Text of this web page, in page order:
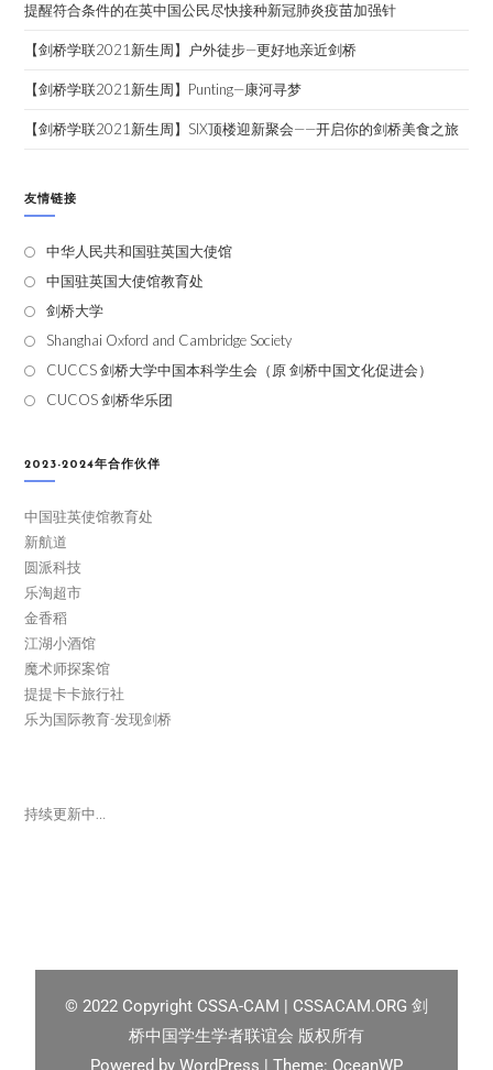
提醒符合条件的在英中国公民尽快接种新冠肺炎疫苗加强针
【剑桥学联2021新生周】户外徒步—更好地亲近剑桥
【剑桥学联2021新生周】Punting—康河寻梦
【剑桥学联2021新生周】SIX顶楼迎新聚会——开启你的剑桥美食之旅
友情链接
中华人民共和国驻英国大使馆
中国驻英国大使馆教育处
剑桥大学
Shanghai Oxford and Cambridge Society
CUCCS 剑桥大学中国本科学生会（原 剑桥中国文化促进会）
CUCOS 剑桥华乐团
2023-2024年合作伙伴
中国驻英使馆教育处
新航道
圆派科技
乐淘超市
金香稻
江湖小酒馆
魔术师探案馆
提提卡卡旅行社
乐为国际教育-发现剑桥
持续更新中…
© 2022 Copyright CSSA-CAM | CSSACAM.ORG 剑
桥中国学生学者联谊会 版权所有